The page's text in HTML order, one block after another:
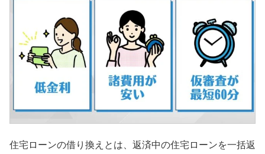
住宅ローンの借り換えとは、返済中の住宅ローンを一括返